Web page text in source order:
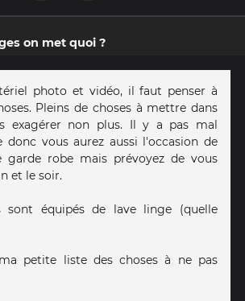
on met quoi ?
photo et vidéo, il faut penser à
Pleins de choses à mettre dans
exagérer non plus. Il y a pas mal
donc vous aurez aussi l'occasion de
garde robe mais prévoyez de vous
et le soir.
sont équipés de lave linge (quelle
petite liste des choses à ne pas